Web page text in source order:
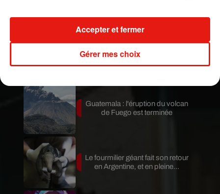
Raynaud
moment des faits. Une enquête pour meurtre est
donc ouverte.
Guatemala : l'éruption du volcan
de Fuego est terminée
Le fourmilier géant fait son retour
en Argentine, et en pleine...
Gérer mes choix
Accepter et fermer